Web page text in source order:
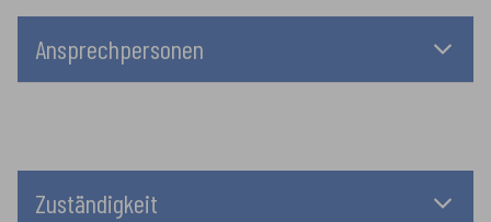
Ansprechpersonen
Zuständigkeit